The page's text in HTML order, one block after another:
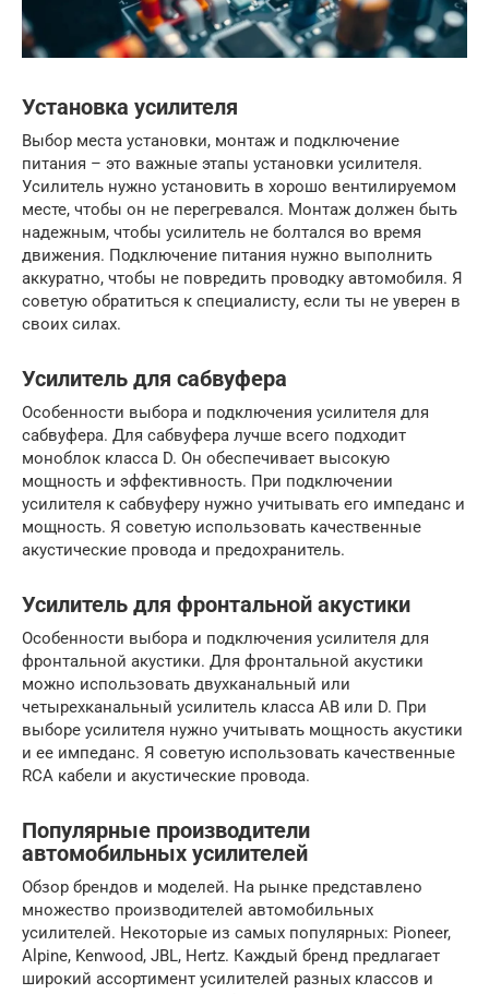
Установка усилителя
Выбор места установки, монтаж и подключение
питания – это важные этапы установки усилителя.
Усилитель нужно установить в хорошо вентилируемом
месте, чтобы он не перегревался. Монтаж должен быть
надежным, чтобы усилитель не болтался во время
движения. Подключение питания нужно выполнить
аккуратно, чтобы не повредить проводку автомобиля. Я
советую обратиться к специалисту, если ты не уверен в
своих силах.
Усилитель для сабвуфера
Особенности выбора и подключения усилителя для
сабвуфера. Для сабвуфера лучше всего подходит
моноблок класса D. Он обеспечивает высокую
мощность и эффективность. При подключении
усилителя к сабвуферу нужно учитывать его импеданс и
мощность. Я советую использовать качественные
акустические провода и предохранитель.
Усилитель для фронтальной акустики
Особенности выбора и подключения усилителя для
фронтальной акустики. Для фронтальной акустики
можно использовать двухканальный или
четырехканальный усилитель класса AB или D. При
выборе усилителя нужно учитывать мощность акустики
и ее импеданс. Я советую использовать качественные
RCA кабели и акустические провода.
Популярные производители
автомобильных усилителей
Обзор брендов и моделей. На рынке представлено
множество производителей автомобильных
усилителей. Некоторые из самых популярных: Pioneer,
Alpine, Kenwood, JBL, Hertz. Каждый бренд предлагает
широкий ассортимент усилителей разных классов и